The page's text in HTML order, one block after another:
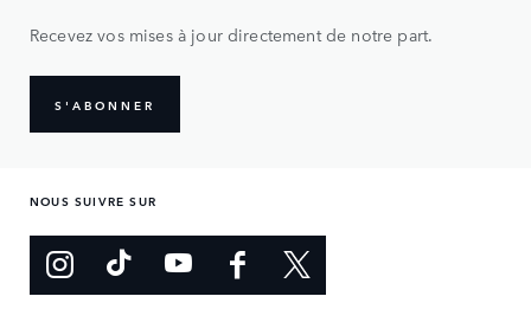
Recevez vos mises à jour directement de notre part.
S'ABONNER
NOUS SUIVRE SUR